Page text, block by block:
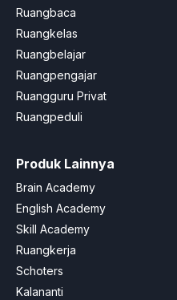
Ruangbaca
Ruangkelas
Ruangbelajar
Ruangpengajar
Ruangguru Privat
Ruangpeduli
Produk Lainnya
Brain Academy
English Academy
Skill Academy
Ruangkerja
Schoters
Kalananti